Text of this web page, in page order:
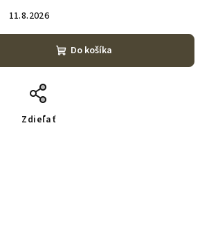
11.8.2026
Do košíka
Zdieľať